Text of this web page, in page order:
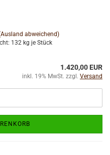
abweichend)
132 kg je Stück
1.420,00 EUR
inkl. 19% MwSt. zzgl. Versand